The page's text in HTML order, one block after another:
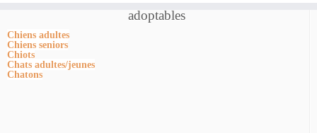
adoptables
Chiens adultes
Chiens seniors
Chiots
Chats adultes/jeunes
Chatons